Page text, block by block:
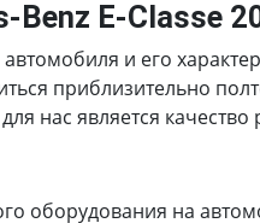
Benz E-Сlasse
и его
приблизительно
нас является качество
оборудования на